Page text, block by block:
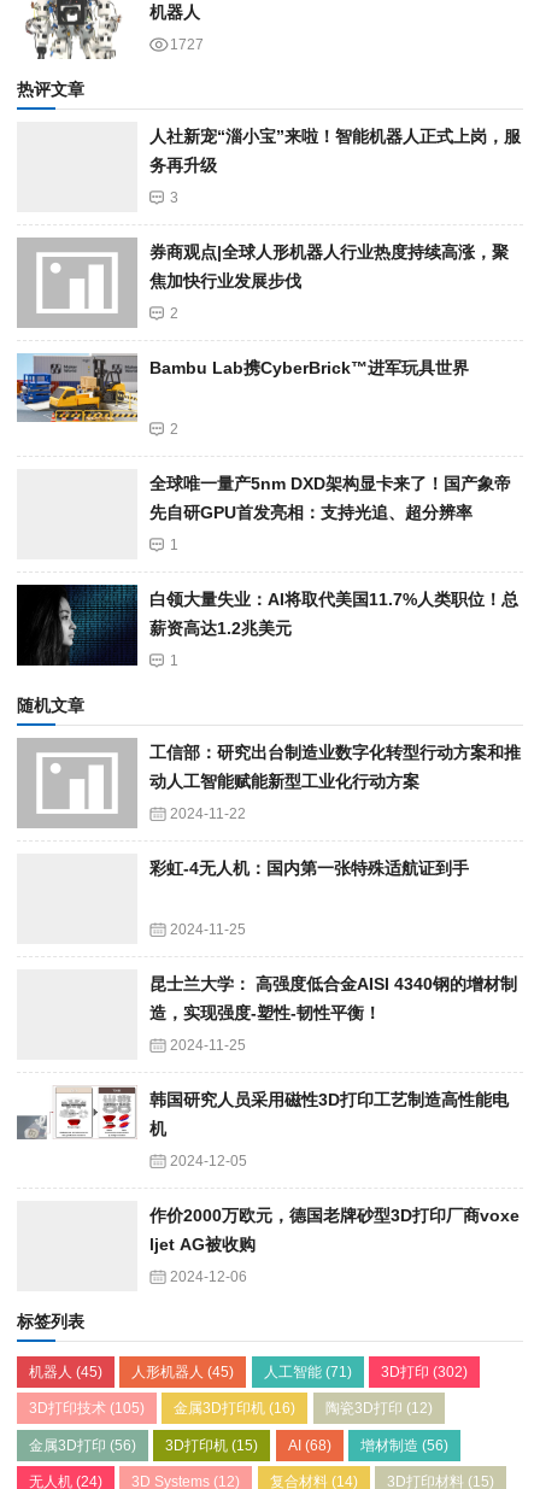
机器人
1727
热评文章
人社新宠“淄小宝”来啦！智能机器人正式上岗，服
务再升级
3
券商观点|全球人形机器人行业热度持续高涨，聚
焦加快行业发展步伐
2
Bambu Lab携Cyber​​Brick™进军玩具世界
2
全球唯一量产5nm DXD架构显卡来了！国产象帝
先自研GPU首发亮相：支持光追、超分辨率
1
白领大量失业：AI将取代美国11.7%人类职位！总
薪资高达1.2兆美元
1
随机文章
工信部：研究出台制造业数字化转型行动方案和推
动人工智能赋能新型工业化行动方案
2024-11-22
彩虹-4无人机：国内第一张特殊适航证到手
2024-11-25
昆士兰大学： 高强度低合金AISI 4340钢的增材制
造，实现强度-塑性-韧性平衡！
2024-11-25
韩国研究人员采用磁性3D打印工艺制造高性能电
机
2024-12-05
作价2000万欧元，德国老牌砂型3D打印厂商voxe
ljet AG被收购
2024-12-06
标签列表
机器人 (45) 人形机器人 (45) 人工智能(71) 3D打印 (302)
3D打印技术 (105) 金属3D打印机 (16) 陶瓷3D打印 (12)
金属3D打印 (56) 3D打印机 (15) AI(68) 增材制造 (56)
无人机 (24) 3D Systems (12) 复合材料(14) 3D打印材料 (15)